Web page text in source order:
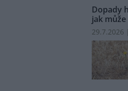
Dopady
jak
29.7.2026